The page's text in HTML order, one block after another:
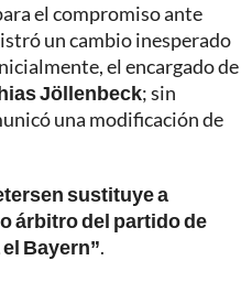
el compromiso ante
un cambio inesperado
el encargado de
Jöllenbeck; sin
una modificación de
sustituye a
árbitro del partido de
Bayern”.